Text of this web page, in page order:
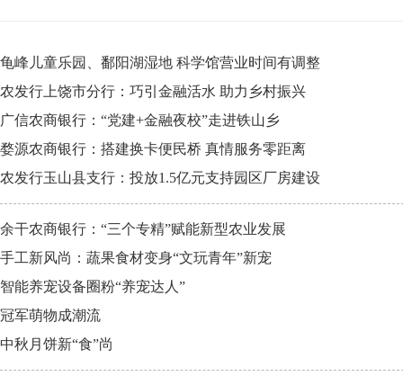
龟峰儿童乐园、鄱阳湖湿地 科学馆营业时间有调整
农发行上饶市分行：巧引金融活水 助力乡村振兴
广信农商银行：“党建+金融夜校”走进铁山乡
婺源农商银行：搭建换卡便民桥 真情服务零距离
农发行玉山县支行：投放1.5亿元支持园区厂房建设
余干农商银行：“三个专精”赋能新型农业发展
手工新风尚：蔬果食材变身“文玩青年”新宠
智能养宠设备圈粉“养宠达人”
冠军萌物成潮流
中秋月饼新“食”尚